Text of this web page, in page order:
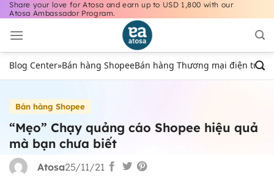
Bỏ
nội
dung
Share your love for Atosa and earn up to USD 1,800 with our
Atosa Ambassador Program.
Blog Center»Bán hàng ShopeeBán hàng Thương mại điện tử
Bán hàng Shopee
“Mẹo” Chạy quảng cáo Shopee hiệu quả
mà bạn chưa biết
Atosa25/11/21